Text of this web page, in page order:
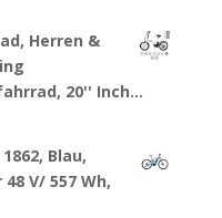
Herren &
20'' Inch…
Blau,
V/ 557 Wh,